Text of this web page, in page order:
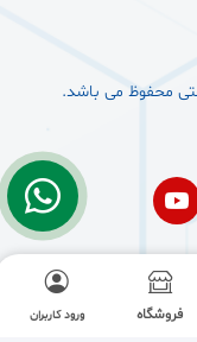
فروشگاه ورود کاربران
محفوظ می باشد.